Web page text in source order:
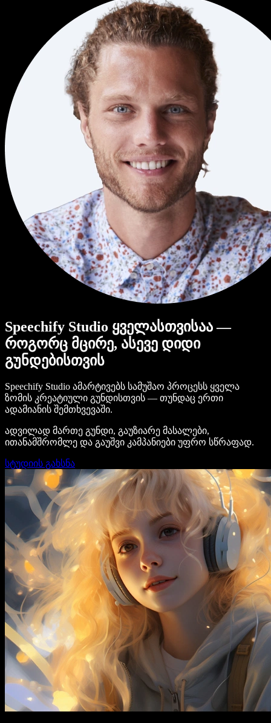
Speechify Studio ყველასთვისაა —
როგორც მცირე, ასევე დიდი
გუნდებისთვის
Speechify Studio ამარტივებს სამუშაო პროცესს ყველა
ზომის კრეატიული გუნდისთვის — თუნდაც ერთი
ადამიანის შემთხვევაში.
ადვილად მართე გუნდი, გაუზიარე მასალები,
ითანამშრომლე და გაუშვი კამპანიები უფრო სწრაფად.
სტუდიის გახსნა